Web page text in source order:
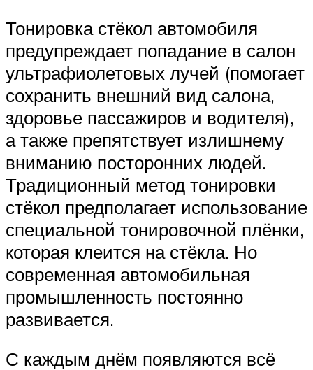
Тонировка стёкол автомобиля
предупреждает попадание в салон
ультрафиолетовых лучей (помогает
сохранить внешний вид салона,
здоровье пассажиров и водителя),
а также препятствует излишнему
вниманию посторонних людей.
Традиционный метод тонировки
стёкол предполагает использование
специальной тонировочной плёнки,
которая клеится на стёкла. Но
современная автомобильная
промышленность постоянно
развивается.
С каждым днём появляются всё